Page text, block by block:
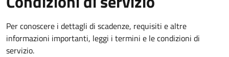
Per conoscere i dettagli di scadenze, requisiti e altre
informazioni importanti, leggi i termini e le condizioni di
servizio.